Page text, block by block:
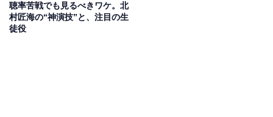
聴率苦戦でも見るべきワケ。北
村匠海の“神演技”と、注目の生
徒役